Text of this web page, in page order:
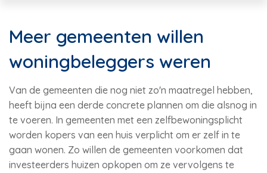
Meer gemeenten willen
woningbeleggers weren
Van de gemeenten die nog niet zo'n maatregel hebben,
heeft bijna een derde concrete plannen om die alsnog in
te voeren. In gemeenten met een zelfbewoningsplicht
worden kopers van een huis verplicht om er zelf in te
gaan wonen. Zo willen de gemeenten voorkomen dat
investeerders huizen opkopen om ze vervolgens te